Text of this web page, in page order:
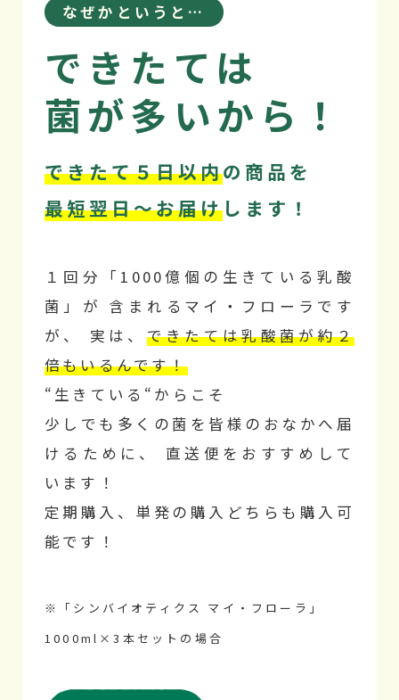
なぜかというと…
できたては
菌が多いから！
できたて５日以内の商品を
最短翌日～お届けします！
１回分「1000億個の生きている乳酸
菌」が 含まれるマイ・フローラです
が、
実は、 できたては乳酸菌が約２
倍もいるんです！
“生きている“からこそ
少しでも多くの菌を皆様のおなかへ届
けるために、
直送便をおすすめして
います！
定期購入、単発の購入どちらも購入可
能です！
※「シンバイオティクス マイ・フローラ」
1000ml×3本セットの場合